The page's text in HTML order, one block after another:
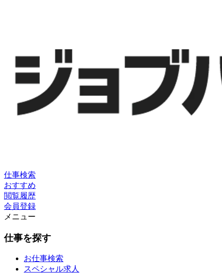
仕事検索
おすすめ
閲覧履歴
会員登録
メニュー
仕事を探す
お仕事検索
スペシャル求人